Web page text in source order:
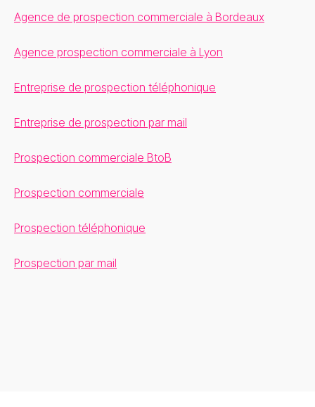
Agence de prospection commerciale à Bordeaux
Agence prospection commerciale à Lyon
Entreprise de prospection téléphonique
Entreprise de prospection par mail
Prospection commerciale BtoB
Prospection commerciale
Prospection téléphonique
Prospection par mail